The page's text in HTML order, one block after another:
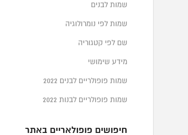
שמות לבנים
שמות לפי נומרולוגיה
שם לפי קטגוריה
מידע שימושי
שמות פופולריים לבנים 2022
שמות פופולריים לבנות 2022
חיפושים פופולאריים באתר